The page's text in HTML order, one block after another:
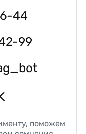
44
99
поможем